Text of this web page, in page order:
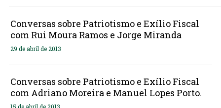
Conversas sobre Patriotismo e Exílio Fiscal
com Rui Moura Ramos e Jorge Miranda
29 de abril de 2013
Conversas sobre Patriotismo e Exílio Fiscal
com Adriano Moreira e Manuel Lopes Porto.
15 de abril de 2013